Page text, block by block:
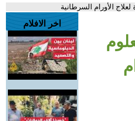
الأورام السرطانية
اخر الافلام